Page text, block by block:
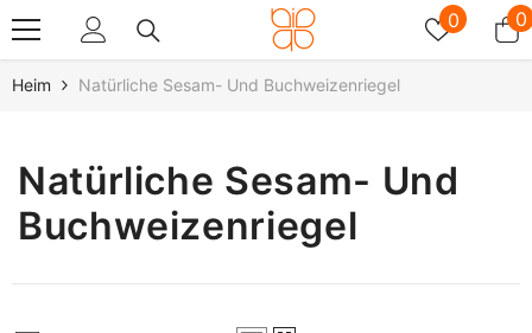
0 00
Heim Natürliche Sesam- Und Buchweizenriegel
Natürliche Sesam- Und
Buchweizenriegel